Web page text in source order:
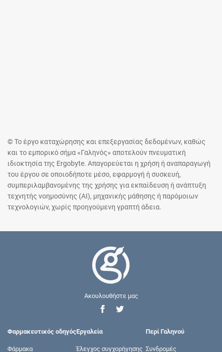
© Το έργο καταχώρησης και επεξεργασίας δεδομένων, καθώς
και το εμπορικό σήμα «Γαληνός» αποτελούν πνευματική
ιδιοκτησία της Ergobyte. Απαγορεύεται η χρήση ή αναπαραγωγή
του έργου σε οποιοδήποτε μέσο, εφαρμογή ή συσκευή,
συμπεριλαμβανομένης της χρήσης για εκπαίδευση ή ανάπτυξη
τεχνητής νοημοσύνης (AI), μηχανικής μάθησης ή παρόμοιων
τεχνολογιών, χωρίς προηγούμενη γραπτή άδεια.
Ακουλουθήστε μας
Φαρμακευτικός οδηγός
Φάρμακα
Εργαλεία
Έλεγχος συγχορήγησης
Περί Γαληνού
Συνδρομές